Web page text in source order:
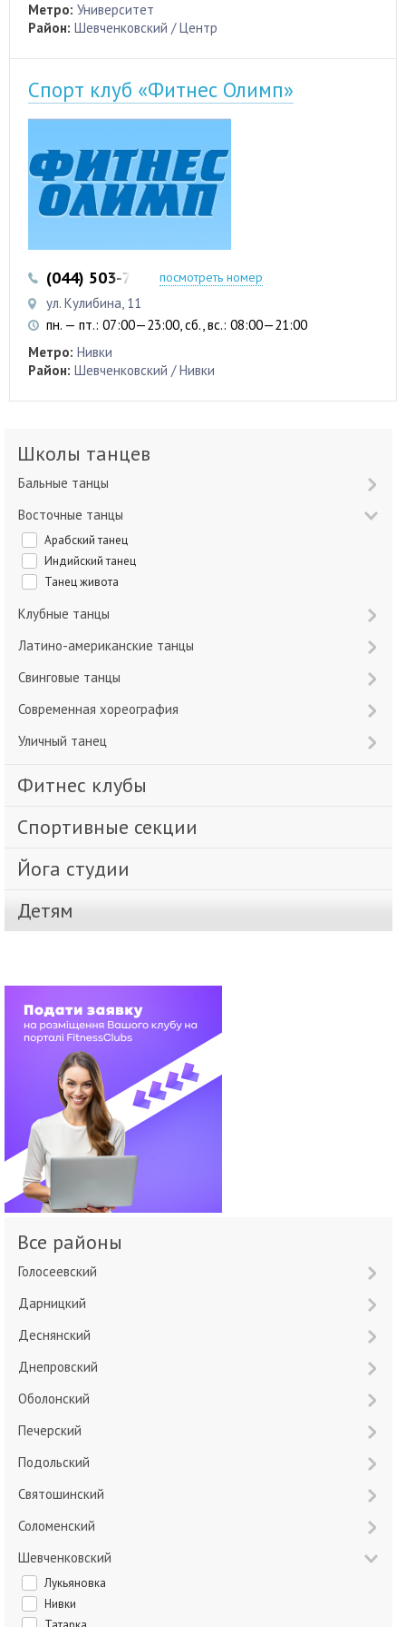
Метро: Университет
Район: Шевченковский / Центр
Спорт клуб «Фитнес Олимп»
(044) 503-72-18посмотреть номер
ул. Кулибина, 11
пн. — пт.: 07:00—23:00, сб., вс.: 08:00—21:00
Метро: Нивки
Район: Шевченковский / Нивки
Школы танцев
Бальные танцы
Восточные танцы
Арабский танец
Индийский танец
Танец живота
Клубные танцы
Латино-американские танцы
Свинговые танцы
Современная хореография
Уличный танец
Фитнес клубы
Спортивные секции
Йога студии
Детям
Все районы
Голосеевский
Дарницкий
Деснянский
Днепровский
Оболонский
Печерский
Подольский
Святошинский
Соломенский
Шевченковский
Лукьяновка
Нивки